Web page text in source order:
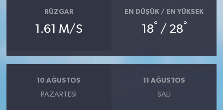
RÜZGAR
1.61 M/S
EN DÜŞÜK / EN YÜKSEK
18° / 28°
10 AĞUSTOS
PAZARTESI
11 AĞUSTOS
SALI